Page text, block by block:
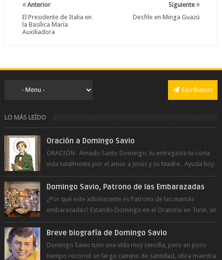
Siguiente
Desfile en Minga Guazú
Anterior
El Presidente de Italia en
la Basílica María
Auxiliadora
Escríbanos
LO MÁS LEÍDO
Oración a Domingo Savio
ORACIÓN Amado Santo Domingo, tu entregaste tu corta
vida totalmente por el amor a Jesús y su Madre. Ayuda hoy
a la juventud para ...
Domingo Savio, Patrono de las Embarazadas
¿Por qué este adolescente es Patrono de las mamás
embarazadas? Estando Domingo en el Oratorio en Turín, un
día le pide a Don Bosco...
Breve biografía de Domingo Savio
Domingo Savio tuvo una vida muy sencilla, pero en poco
tiempo recorrió un largo camino de santidad, obra maestra